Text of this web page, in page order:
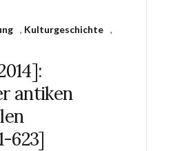
, Kulturgeschichte
,
antiken
623]